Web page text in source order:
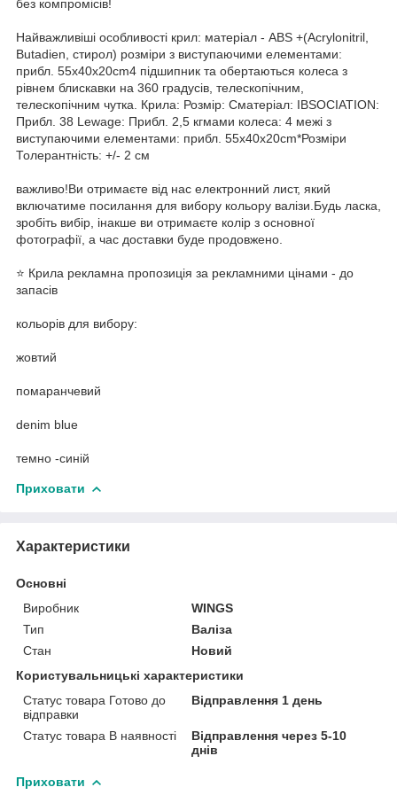
без компромісів!
Найважливіші особливості крил: матеріал - ABS +(Acrylonitril,
Butadien, стирол) розміри з виступаючими елементами:
прибл. 55x40x20cm4 підшипник та обертаються колеса з
рівнем блискавки на 360 градусів, телескопічним,
телескопічним чутка. Крила: Розмір: Сматеріал: IBSOCIATION:
Прибл. 38 Lewage: Прибл. 2,5 кгмами колеса: 4 межі з
виступаючими елементами: прибл. 55x40x20cm*Розміри
Толерантність: +/- 2 см
важливо!Ви отримаєте від нас електронний лист, який
включатиме посилання для вибору кольору валізи.Будь ласка,
зробіть вибір, інакше ви отримаєте колір з основної
фотографії, а час доставки буде продовжено.
⭐ Крила рекламна пропозиція за рекламними цінами - до
запасів
кольорів для вибору:
жовтий
помаранчевий
denim blue
темно -синій
Приховати
Характеристики
Основні
Виробник
WINGS
Тип
Валіза
Стан
Новий
Користувальницькі характеристики
Статус товара Готово до
відправки
Відправлення 1 день
Статус товара В наявності
Відправлення через 5-10
днів
Приховати